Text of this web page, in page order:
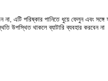
এটি পরিষ্কার পানিতে ধুয়ে ফেলুন এবং সঙ্গে
উপস্থিত থাকলে ব্যাটারি ব্যবহার করবেন না